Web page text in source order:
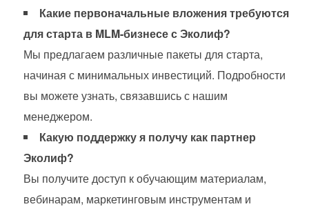
Какие первоначальные вложения требуются
для старта в MLM-бизнесе с Эколиф?
Мы предлагаем различные пакеты для старта,
начиная с минимальных инвестиций. Подробности
вы можете узнать, связавшись с нашим
менеджером.
Какую поддержку я получу как партнер
Эколиф?
Вы получите доступ к обучающим материалам,
вебинарам, маркетинговым инструментам и